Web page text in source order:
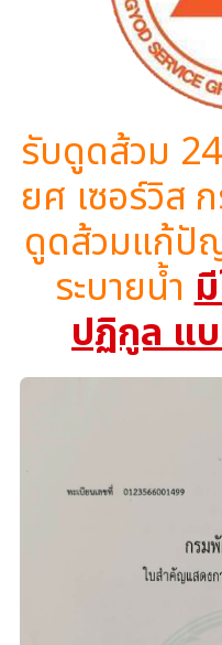
รับดูดส้วม
ยศ เซอร์วิส
ดูดส้วมแก้ปั
ระบายน้ำ
ปฏิกูล แ